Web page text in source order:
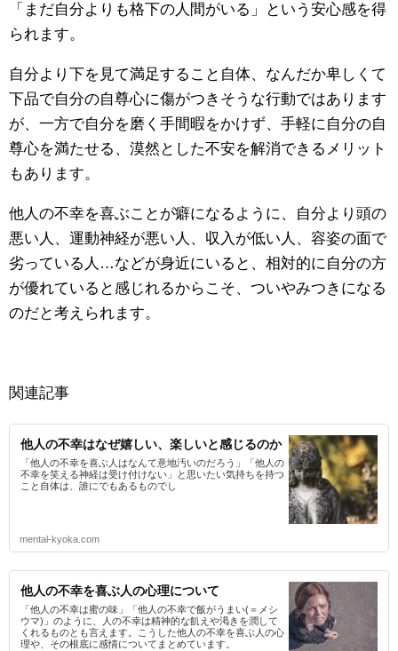
「まだ自分よりも格下の人間がいる」という安心感を得
られます。
自分より下を見て満足すること自体、なんだか卑しくて
下品で自分の自尊心に傷がつきそうな行動ではあります
が、一方で自分を磨く手間暇をかけず、手軽に自分の自
尊心を満たせる、漠然とした不安を解消できるメリット
もあります。
他人の不幸を喜ぶことが癖になるように、自分より頭の
悪い人、運動神経が悪い人、収入が低い人、容姿の面で
劣っている人…などが身近にいると、相対的に自分の方
が優れていると感じれるからこそ、ついやみつきになる
のだと考えられます。
関連記事
他人の不幸はなぜ嬉しい、楽しいと感じるのか
「他人の不幸を喜ぶ人はなんて意地汚いのだろう」「他人の
不幸を笑える神経は受け付けない」と思いたい気持ちを持つ
こと自体は、誰にでもあるものでし
mental-kyoka.com
他人の不幸を喜ぶ人の心理について
「他人の不幸は蜜の味」「他人の不幸で飯がうまい(＝メシ
ウマ)」のように、人の不幸は精神的な飢えや渇きを潤して
くれるものとも言えます。こうした他人の不幸を喜ぶ人の心
理や、その根底に感情についてまとめています。